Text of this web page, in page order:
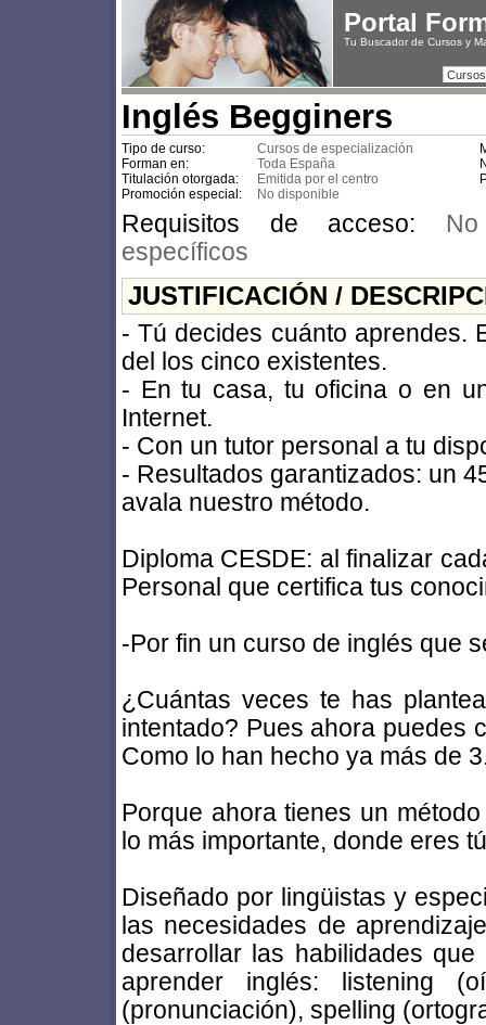
Portal
Tu Buscador de Cursos y
Inglés Begginers
Tipo de curso: Cursos de especialización
Forman en:
Toda España
Titulación otorgada:
Emitida por el centro
Promoción especial:
No disponible
Requisitos de acceso:
específicos
JUSTIFICACIÓN /
- Tú decides cuánto aprendes.
del los cinco existentes.
- En tu casa, tu oficina o en
Internet.
- Con un tutor personal a tu
- Resultados garantizados: un
avala nuestro método.
Diploma CESDE: al finalizar
Personal que certifica tus
-Por fin un curso de inglés que
¿Cuántas veces te has
intentado? Pues ahora puedes
Como lo han hecho ya más de
Porque ahora tienes un
lo más importante, donde eres
Diseñado por lingüistas y
las necesidades de
desarrollar las habilidades
aprender inglés: listening
(pronunciación), spelling